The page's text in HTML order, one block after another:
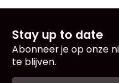
Stay up to date
Abonneer je op onze
te blijven.